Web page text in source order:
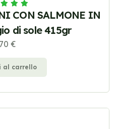
CON SALMONE IN
di sole 415gr
€
al carrello